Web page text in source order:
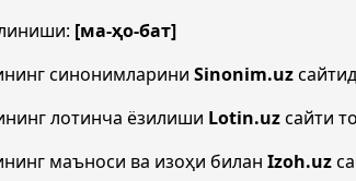
[ма-ҳо-бат]
синонимларини Sinonim.uz
лотинча ёзилиши Lotin.uzсайти
маъноси ва изоҳи билан Izoh.uz